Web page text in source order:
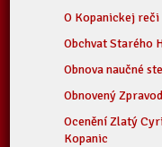
O Kopanickej reči
Obchvat Starého
Obnova naučné
Obnovený
Ocenění Zlatý
Kopanic